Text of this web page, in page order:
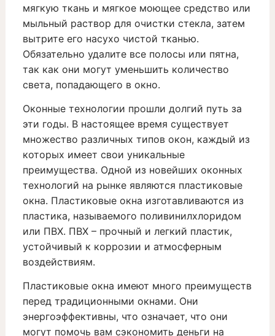
мягкую ткань и мягкое моющее средство или
мыльный раствор для очистки стекла, затем
вытрите его насухо чистой тканью.
Обязательно удалите все полосы или пятна,
так как они могут уменьшить количество
света, попадающего в окно.
Оконные технологии прошли долгий путь за
эти годы. В настоящее время существует
множество различных типов окон, каждый из
которых имеет свои уникальные
преимущества. Одной из новейших оконных
технологий на рынке являются пластиковые
окна. Пластиковые окна изготавливаются из
пластика, называемого поливинилхлоридом
или ПВХ. ПВХ – прочный и легкий пластик,
устойчивый к коррозии и атмосферным
воздействиям.
Пластиковые окна имеют много преимуществ
перед традиционными окнами. Они
энергоэффективны, что означает, что они
могут помочь вам сэкономить деньги на